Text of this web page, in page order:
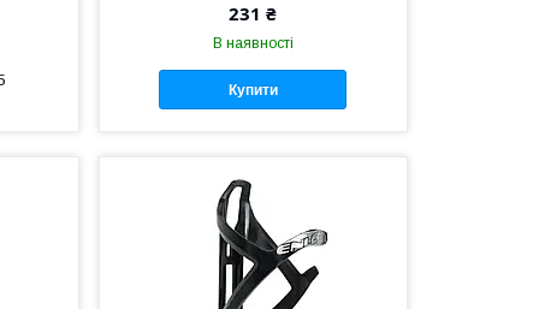
231 ₴
В наявності
Купити